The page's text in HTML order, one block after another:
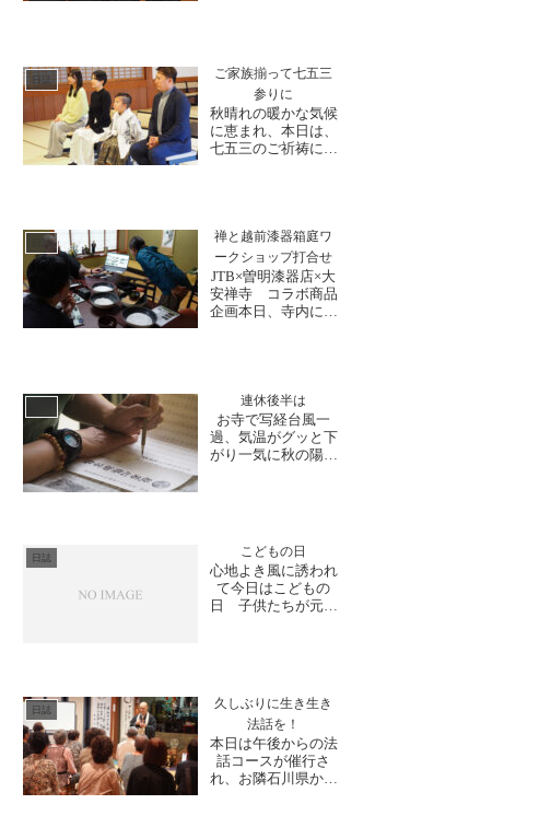
した。本会は、H1
法話グランプリ実行
委員会も協働参加し
ており、そのご縁の
中でお声がけいただ
きました。私も微力
日誌
ご家族揃って七五三
参りに
秋晴れの暖かな気候
に恵まれ、本日は、
七五三のご祈祷にご
れ、緊張も少し解け
てきたご様子の中、
ご祈祷が行われまし
た。一緒にお焼香を
され、健やかな成長
と皆様の健康安心・
日誌
禅と越前漆器箱庭ワ
ークショップ打合せ
JTB×曽明漆器店×大
安禅寺 コラボ商品
企画本日、寺内にて
させていただいてお
ります！新幹線開業
に向けて、体験コン
テンツを準備してお
連休後半は
お寺で写経台風一
過、気温がグッと下
がり一気に秋の陽気
してみませんか。大
安禅寺では、お気軽
に体験いただけるよ
う写経体験場を設け
ております。道具は
日誌
こどもの日
心地よき風に誘われ
て今日はこどもの
日 子供たちが元気
げ、風車と心地よい
風を感じるよう設
置。御来山くださる
お客様 皆さま写真
を撮られていまし
た。また御朱印希望
日誌
久しぶりに生き生き
法話を！
本日は午後からの法
話コースが催行さ
れ、お隣石川県から